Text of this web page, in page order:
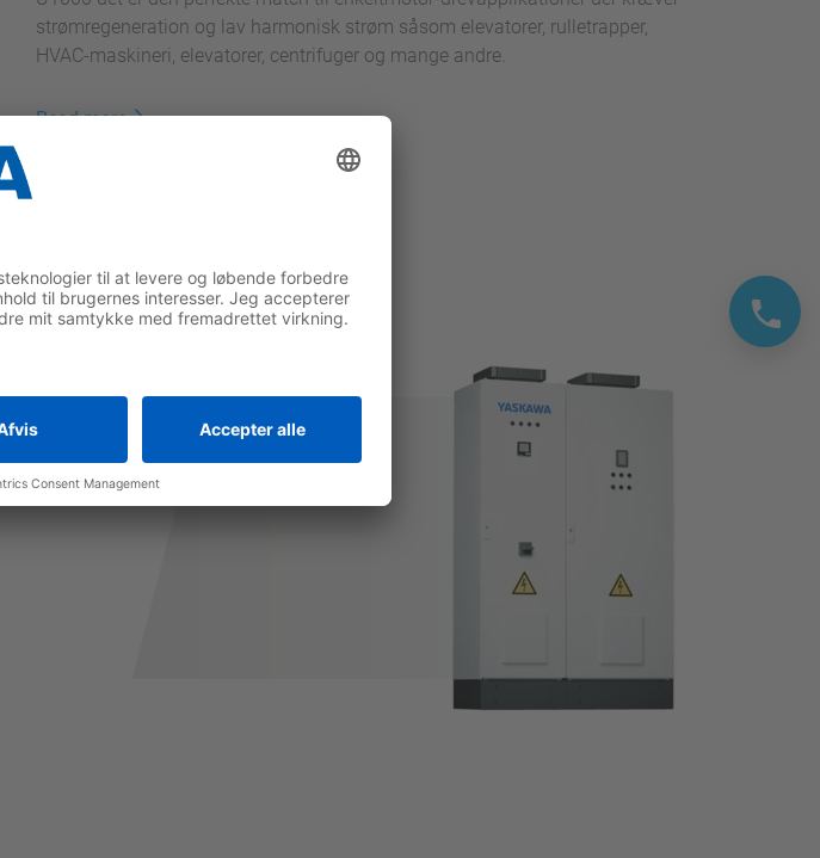
strømregeneration og lav harmonisk strøm såsom elevatorer, rulletrapper,
HVAC-maskineri, elevatorer, centrifuger og mange andre.
Read more